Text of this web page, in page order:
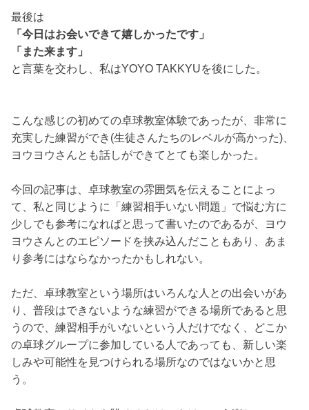
最後は
「今日はお会いできて嬉しかったです」
「また来ます」
と言葉を交わし、私はYOYO TAKKYUを後にした。
こんな感じの初めての卓球教室体験であったが、非常に
充実した練習ができ(生徒さんたちのレベルが高かった)、
ヨウヨウさんとも話しができてとても楽しかった。
今回の記事は、卓球教室の雰囲気を伝えることによっ
て、私と同じように「練習相手いない問題」で悩む方に
少しでも参考になればと思って書いたのであるが、ヨウ
ヨウさんとのエピソードを挟み込んだこともあり、あま
り参考にはならなかったかもしれない。
ただ、卓球教室という場所はいろんな人との出会いがあ
り、普段はできないような練習ができる場所であると思
うので、練習相手がいないという人だけでなく、どこか
の卓球グループに参加している人であっても、新しい楽
しみや可能性を見つけられる場所なのではないかと思
う。